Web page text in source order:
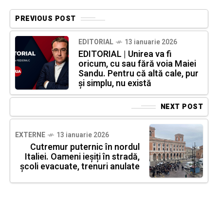
PREVIOUS POST
EDITORIAL 13 ianuarie 2026
EDITORIAL | Unirea va fi
oricum, cu sau fără voia Maiei
Sandu. Pentru că altă cale, pur
și simplu, nu există
NEXT POST
EXTERNE 13 ianuarie 2026
Cutremur puternic în nordul
Italiei. Oameni ieșiți în stradă,
școli evacuate, trenuri anulate